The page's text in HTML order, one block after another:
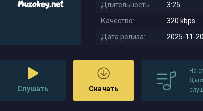
Длительность:
3:25
Качество:
320 kbps
Дата релиза:
2025-11-
Слушать Скачать
На